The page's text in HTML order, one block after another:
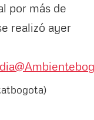
por más de
realizó ayer